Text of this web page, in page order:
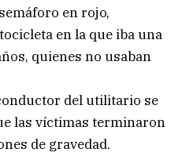
en rojo,
en la que iba una
quienes no usaban
del utilitario se
las víctimas terminaron
de gravedad.